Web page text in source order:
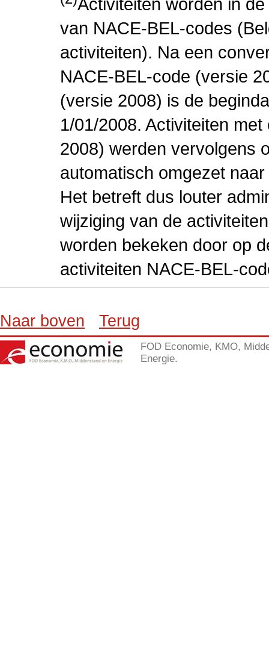
van NACE-BEL-codes
activiteiten). Na een
NACE-BEL-code (versie
(versie 2008) is de
1/01/2008. Activiteiten
2008) werden vervolgens
automatisch omgezet
Het betreft dus louter
wijziging van de
worden bekeken door op
activiteiten NACE-BEL-
Naar boven Terug
FOD Economie, KMO,
Energie.